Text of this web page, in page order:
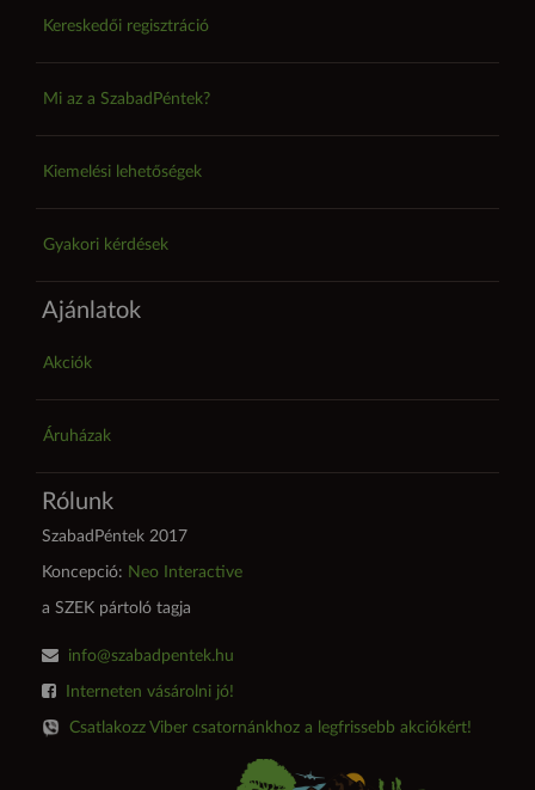
Kereskedői regisztráció
Mi az a SzabadPéntek?
Kiemelési lehetőségek
Gyakori kérdések
Ajánlatok
Akciók
Áruházak
Rólunk
SzabadPéntek 2017
Koncepció: Neo Interactive
a SZEK pártoló tagja
info@szabadpentek.hu
Interneten vásárolni jó!
Csatlakozz Viber csatornánkhoz a legfrissebb akciókért!